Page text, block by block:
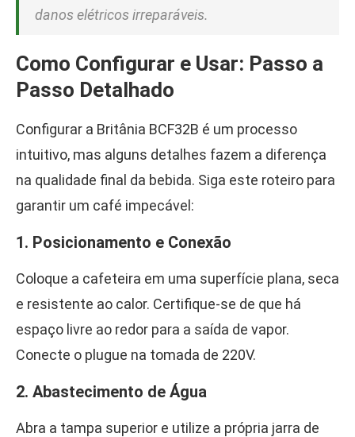
danos elétricos irreparáveis.
Como Configurar e Usar: Passo a
Passo Detalhado
Configurar a Britânia BCF32B é um processo
intuitivo, mas alguns detalhes fazem a diferença
na qualidade final da bebida. Siga este roteiro para
garantir um café impecável:
1. Posicionamento e Conexão
Coloque a cafeteira em uma superfície plana, seca
e resistente ao calor. Certifique-se de que há
espaço livre ao redor para a saída de vapor.
Conecte o plugue na tomada de 220V.
2. Abastecimento de Água
Abra a tampa superior e utilize a própria jarra de